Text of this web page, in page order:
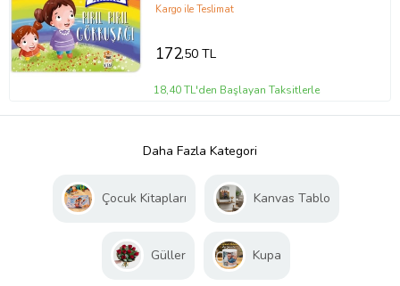
Kargo ile Teslimat
172,50 TL
18,40 TL'den Başlayan Taksitlerle
Daha Fazla Kategori
Çocuk Kitapları Kanvas Tablo
Güller Kupa